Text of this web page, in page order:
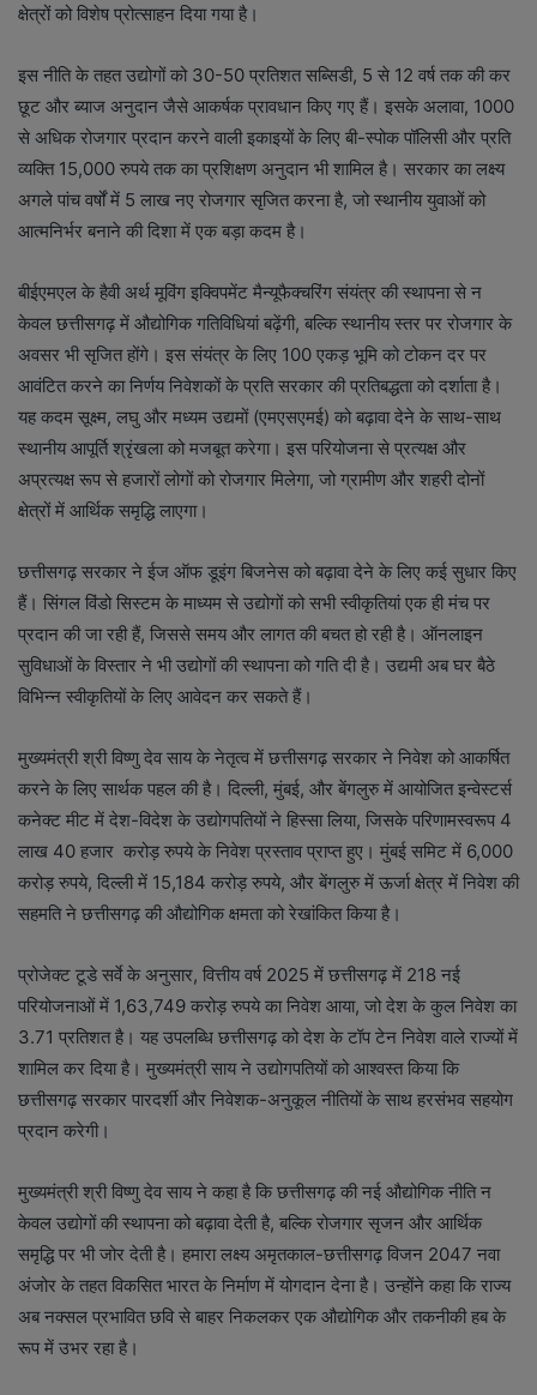
क्षेत्रों को विशेष प्रोत्साहन दिया गया है।
इस नीति के तहत उद्योगों को 30-50 प्रतिशत सब्सिडी, 5 से 12 वर्ष तक की कर
छूट और ब्याज अनुदान जैसे आकर्षक प्रावधान किए गए हैं। इसके अलावा, 1000
से अधिक रोजगार प्रदान करने वाली इकाइयों के लिए बी-स्पोक पॉलिसी और प्रति
व्यक्ति 15,000 रुपये तक का प्रशिक्षण अनुदान भी शामिल है। सरकार का लक्ष्य
अगले पांच वर्षों में 5 लाख नए रोजगार सृजित करना है, जो स्थानीय युवाओं को
आत्मनिर्भर बनाने की दिशा में एक बड़ा कदम है।
बीईएमएल के हैवी अर्थ मूविंग इक्विपमेंट मैन्यूफैक्चरिंग संयंत्र की स्थापना से न
केवल छत्तीसगढ़ में औद्योगिक गतिविधियां बढ़ेंगी, बल्कि स्थानीय स्तर पर रोजगार के
अवसर भी सृजित होंगे। इस संयंत्र के लिए 100 एकड़ भूमि को टोकन दर पर
आवंटित करने का निर्णय निवेशकों के प्रति सरकार की प्रतिबद्धता को दर्शाता है।
यह कदम सूक्ष्म, लघु और मध्यम उद्यमों (एमएसएमई) को बढ़ावा देने के साथ-साथ
स्थानीय आपूर्ति श्रृंखला को मजबूत करेगा। इस परियोजना से प्रत्यक्ष और
अप्रत्यक्ष रूप से हजारों लोगों को रोजगार मिलेगा, जो ग्रामीण और शहरी दोनों
क्षेत्रों में आर्थिक समृद्धि लाएगा।
छत्तीसगढ़ सरकार ने ईज ऑफ डूइंग बिजनेस को बढ़ावा देने के लिए कई सुधार किए
हैं। सिंगल विंडो सिस्टम के माध्यम से उद्योगों को सभी स्वीकृतियां एक ही मंच पर
प्रदान की जा रही हैं, जिससे समय और लागत की बचत हो रही है। ऑनलाइन
सुविधाओं के विस्तार ने भी उद्योगों की स्थापना को गति दी है। उद्यमी अब घर बैठे
विभिन्न स्वीकृतियों के लिए आवेदन कर सकते हैं।
मुख्यमंत्री श्री विष्णु देव साय के नेतृत्व में छत्तीसगढ़ सरकार ने निवेश को आकर्षित
करने के लिए सार्थक पहल की है। दिल्ली, मुंबई, और बेंगलुरु में आयोजित इन्वेस्टर्स
कनेक्ट मीट में देश-विदेश के उद्योगपतियों ने हिस्सा लिया, जिसके परिणामस्वरूप 4
लाख 40 हजार करोड़ रुपये के निवेश प्रस्ताव प्राप्त हुए। मुंबई समिट में 6,000
करोड़ रुपये, दिल्ली में 15,184 करोड़ रुपये, और बेंगलुरु में ऊर्जा क्षेत्र में निवेश की
सहमति ने छत्तीसगढ़ की औद्योगिक क्षमता को रेखांकित किया है।
प्रोजेक्ट टूडे सर्वे के अनुसार, वित्तीय वर्ष 2025 में छत्तीसगढ़ में 218 नई
परियोजनाओं में 1,63,749 करोड़ रुपये का निवेश आया, जो देश के कुल निवेश का
3.71 प्रतिशत है। यह उपलब्धि छत्तीसगढ़ को देश के टॉप टेन निवेश वाले राज्यों में
शामिल कर दिया है। मुख्यमंत्री साय ने उद्योगपतियों को आश्वस्त किया कि
छत्तीसगढ़ सरकार पारदर्शी और निवेशक-अनुकूल नीतियों के साथ हरसंभव सहयोग
प्रदान करेगी।
मुख्यमंत्री श्री विष्णु देव साय ने कहा है कि छत्तीसगढ़ की नई औद्योगिक नीति न
केवल उद्योगों की स्थापना को बढ़ावा देती है, बल्कि रोजगार सृजन और आर्थिक
समृद्धि पर भी जोर देती है। हमारा लक्ष्य अमृतकाल-छत्तीसगढ़ विजन 2047 नवा
अंजोर के तहत विकसित भारत के निर्माण में योगदान देना है। उन्होंने कहा कि राज्य
अब नक्सल प्रभावित छवि से बाहर निकलकर एक औद्योगिक और तकनीकी हब के
रूप में उभर रहा है।